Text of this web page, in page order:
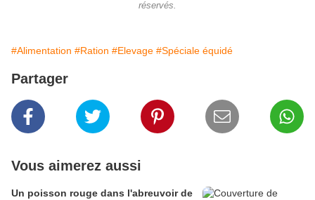
réservés.
#Alimentation #Ration #Elevage #Spéciale équidé
Partager
Vous aimerez aussi
Un poisson rouge dans l'abreuvoir de